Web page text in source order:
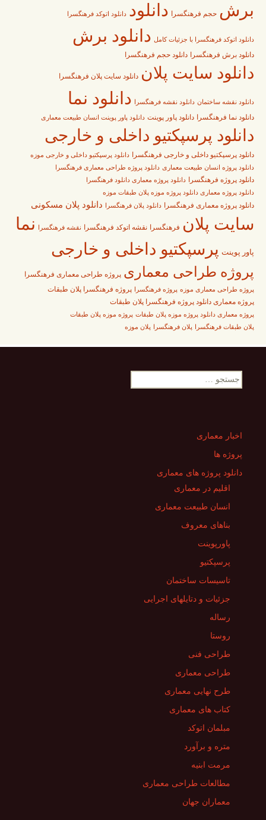
برش حجم فرهنگسرا دانلود دانلود اتوکد فرهنگسرا
دانلود اتوکد فرهنگسرا با جزئیات کامل دانلود برش
دانلود برش فرهنگسرا دانلود حجم فرهنگسرا
دانلود سایت پلان دانلود سایت پلان فرهنگسرا
دانلود نقشه ساختمان دانلود نقشه فرهنگسرا دانلود نما
دانلود نما فرهنگسرا دانلود پاور پوینت دانلود پاور پوینت انسان طبیعت معماری
دانلود پرسپکتیو داخلی و خارجی
دانلود پرسپکتیو داخلی و خارجی فرهنگسرا
دانلود پرسپکتیو داخلی و خارجی موزه
دانلود پروژه انسان طبیعت معماری دانلود پروژه طراحی معماری فرهنگسرا
دانلود پروژه فرهنگسرا دانلود پروژه معماری دانلود فرهنگسرا
دانلود پروژه معماری دانلود پروژه موزه پلان طبقات موزه
دانلود پروژه معماری فرهنگسرا دانلود پلان فرهنگسرا دانلود پلان مسکونی
سایت پلان فرهنگسرا نقشه اتوکد فرهنگسرا نقشه فرهنگسرا نما
پاور پوینت پرسپکتیو داخلی و خارجی
پروژه طراحی معماری پروژه طراحی معماری فرهنگسرا
پروژه طراحی معماری موزه پروژه فرهنگسرا پروژه فرهنگسرا پلان طبقات
پروژه معماری دانلود پروژه فرهنگسرا پلان طبقات
پروژه معماری دانلود پروژه موزه پلان طبقات پروژه موزه پلان طبقات
پلان طبقات فرهنگسرا پلان فرهنگسرا پلان موزه
جستجو
برای:
اخبار معماری
پروژه ها
دانلود پروژه های معماری
اقلیم در معماری
انسان طبیعت معماری
بناهای معروف
پاورپوینت
پرسپکتیو
تاسیسات ساختمان
جزئیات و دتایلهای اجرایی
رساله
روستا
طراحی فنی
طراحی معماری
طرح نهایی معماری
کتاب های معماری
مبلمان اتوکد
متره و برآورد
مرمت ابنیه
مطالعات طراحی معماری
معماران جهان